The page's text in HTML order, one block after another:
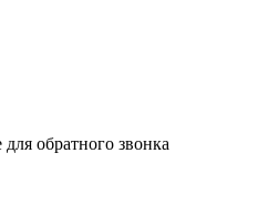
обратного звонка